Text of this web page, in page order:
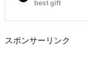
スポンサーリンク